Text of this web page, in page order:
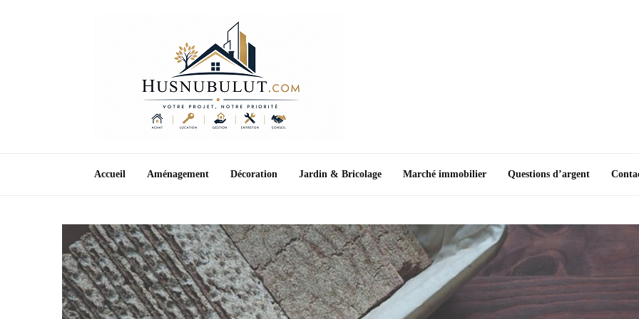
Accueil Aménagement Décoration Jardin & Bricolage Marché immobilier Questions d’argent